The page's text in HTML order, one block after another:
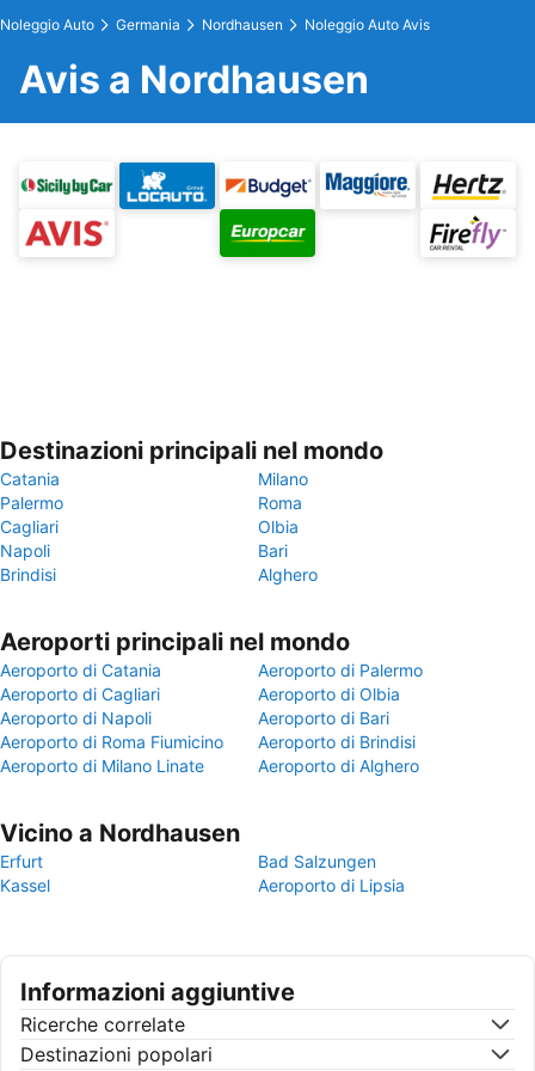
Noleggio Auto Germania Nordhausen Noleggio Auto Avis
Avis a Nordhausen
Destinazioni principali nel mondo
Catania
Milano
Palermo
Roma
Cagliari
Olbia
Napoli
Bari
Brindisi
Alghero
Aeroporti principali nel mondo
Aeroporto di Catania
Aeroporto di Palermo
Aeroporto di Cagliari
Aeroporto di Olbia
Aeroporto di Napoli
Aeroporto di Bari
Aeroporto di Roma Fiumicino
Aeroporto di Brindisi
Aeroporto di Milano Linate
Aeroporto di Alghero
Vicino a Nordhausen
Erfurt
Bad Salzungen
Kassel
Aeroporto di Lipsia
Informazioni aggiuntive
Ricerche correlate
Destinazioni popolari